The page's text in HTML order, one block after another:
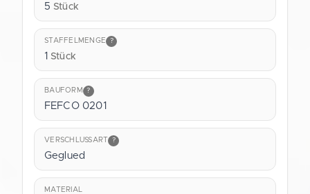
5 Stück
STAFFELMENGE ?
1 Stück
BAUFORM ?
FEFCO 0201
VERSCHLUSSART ?
Geglued
MATERIAL